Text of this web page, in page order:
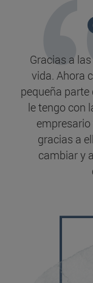
Gracias a
vida. Ahora
pequeña
le tengo con
empresario
gracias a
cambiar y